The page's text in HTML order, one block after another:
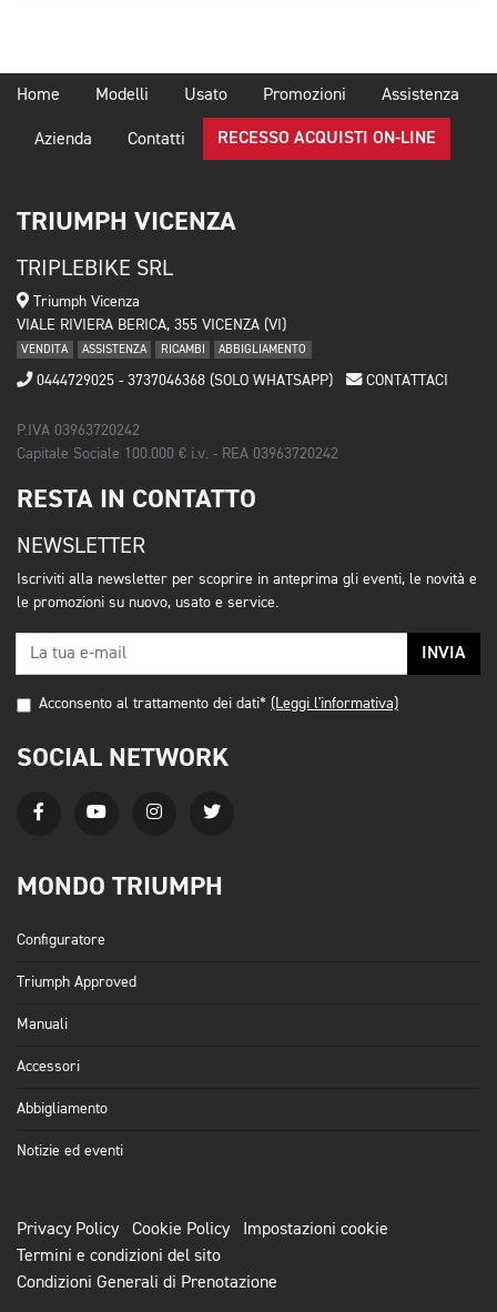
Home Modelli Usato Promozioni Assistenza
Azienda Contatti RECESSO ACQUISTI ON-LINE
TRIUMPH VICENZA
TRIPLEBIKE SRL
Triumph Vicenza
VIALE RIVIERA BERICA, 355 VICENZA (VI)
VENDITA ASSISTENZA RICAMBI ABBIGLIAMENTO
0444729025 - 3737046368 (SOLO WHATSAPP) CONTATTACI
P.IVA 03963720242
Capitale Sociale 100.000 € i.v. - REA 03963720242
RESTA IN CONTATTO
NEWSLETTER
Iscriviti alla newsletter per scoprire in anteprima gli eventi, le novità e
le promozioni su nuovo, usato e service.
INVIA
Acconsento al trattamento dei dati* (Leggi l'informativa)
SOCIAL NETWORK
MONDO TRIUMPH
Configuratore
Triumph Approved
Manuali
Accessori
Abbigliamento
Notizie ed eventi
Privacy Policy Cookie Policy
Impostazioni cookie
Termini e condizioni del sito
Condizioni Generali di Prenotazione